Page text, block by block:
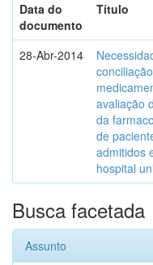
Data do
documento
Título
28-Abr-2014
avaliação
da
de
admitidos
hospital
Busca facetada
Assunto